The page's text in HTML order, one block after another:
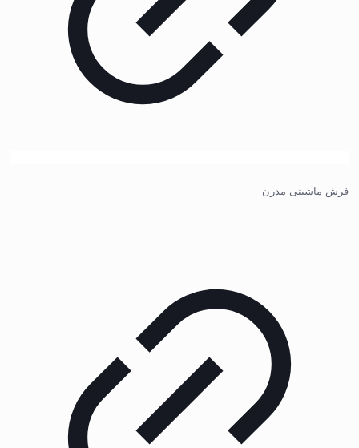
فرش ماشینی مدرن